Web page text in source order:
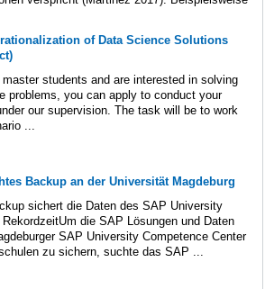
of Data Science Solutions
students and are interested in solving
problems, you can apply to conduct your
our supervision. The task will be to work
...
Backup an der Universität Magdeburg
sichert die Daten des SAP University
die SAP Lösungen und Daten
SAP University Competence Center
zu sichern, suchte das SAP ...